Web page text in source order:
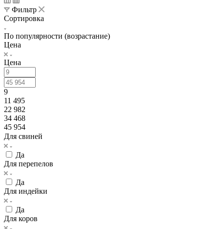
Фильтр
Сортировка
По популярности (возрастание)
Цена
Цена
9
11 495
22 982
34 468
45 954
Для свиней
Да
Для перепелов
Да
Для индейки
Да
Для коров